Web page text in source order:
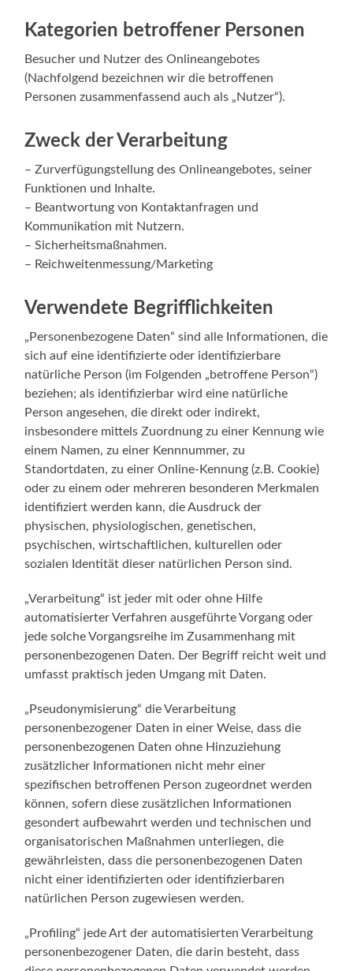
Kategorien betroffener Personen
Besucher und Nutzer des Onlineangebotes
(Nachfolgend bezeichnen wir die betroffenen
Personen zusammenfassend auch als „Nutzer“).
Zweck der Verarbeitung
– Zurverfügungstellung des Onlineangebotes, seiner
Funktionen und Inhalte.
– Beantwortung von Kontaktanfragen und
Kommunikation mit Nutzern.
– Sicherheitsmaßnahmen.
– Reichweitenmessung/Marketing
Verwendete Begrifflichkeiten
„Personenbezogene Daten“ sind alle Informationen, die
sich auf eine identifizierte oder identifizierbare
natürliche Person (im Folgenden „betroffene Person“)
beziehen; als identifizierbar wird eine natürliche
Person angesehen, die direkt oder indirekt,
insbesondere mittels Zuordnung zu einer Kennung wie
einem Namen, zu einer Kennnummer, zu
Standortdaten, zu einer Online-Kennung (z.B. Cookie)
oder zu einem oder mehreren besonderen Merkmalen
identifiziert werden kann, die Ausdruck der
physischen, physiologischen, genetischen,
psychischen, wirtschaftlichen, kulturellen oder
sozialen Identität dieser natürlichen Person sind.
„Verarbeitung“ ist jeder mit oder ohne Hilfe
automatisierter Verfahren ausgeführte Vorgang oder
jede solche Vorgangsreihe im Zusammenhang mit
personenbezogenen Daten. Der Begriff reicht weit und
umfasst praktisch jeden Umgang mit Daten.
„Pseudonymisierung“ die Verarbeitung
personenbezogener Daten in einer Weise, dass die
personenbezogenen Daten ohne Hinzuziehung
zusätzlicher Informationen nicht mehr einer
spezifischen betroffenen Person zugeordnet werden
können, sofern diese zusätzlichen Informationen
gesondert aufbewahrt werden und technischen und
organisatorischen Maßnahmen unterliegen, die
gewährleisten, dass die personenbezogenen Daten
nicht einer identifizierten oder identifizierbaren
natürlichen Person zugewiesen werden.
„Profiling“ jede Art der automatisierten Verarbeitung
personenbezogener Daten, die darin besteht, dass